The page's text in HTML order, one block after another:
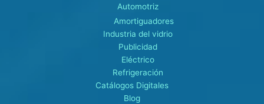
Automotriz
Amortiguadores
Industria del vidrio
Publicidad
Eléctrico
Refrigeración
Catálogos Digitales
Blog